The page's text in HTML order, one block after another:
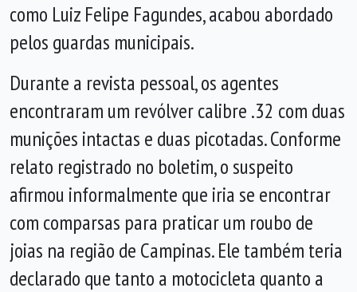
como Luiz Felipe Fagundes, acabou abordado
pelos guardas municipais.
Durante a revista pessoal, os agentes
encontraram um revólver calibre .32 com duas
munições intactas e duas picotadas. Conforme
relato registrado no boletim, o suspeito
afirmou informalmente que iria se encontrar
com comparsas para praticar um roubo de
joias na região de Campinas. Ele também teria
declarado que tanto a motocicleta quanto a